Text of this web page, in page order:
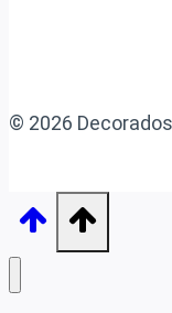
© 2026